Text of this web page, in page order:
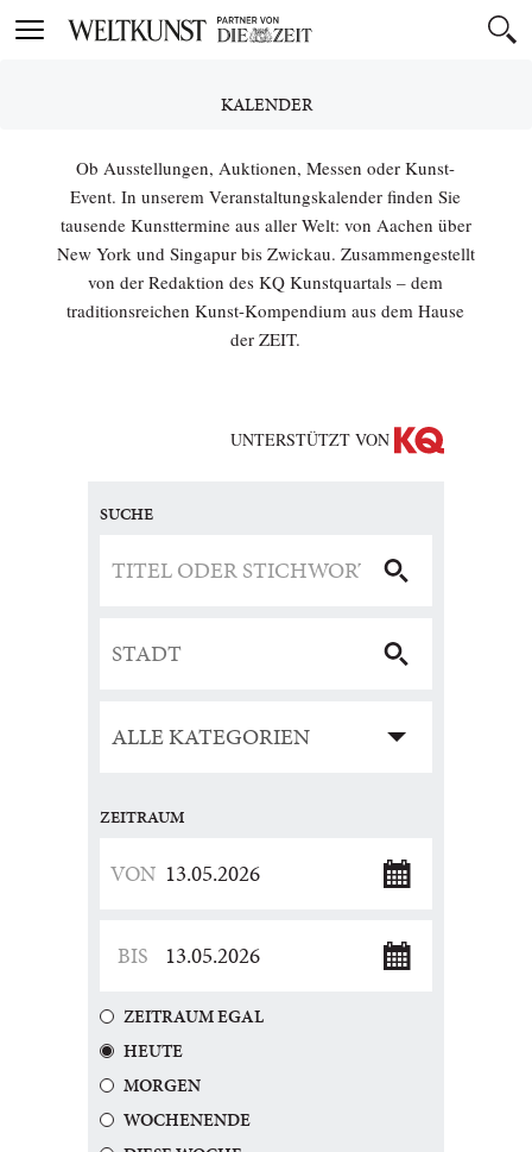
Toggle
KALENDER
Ob Ausstellungen, Auktionen, Messen oder Kunst-
Event. In unserem Veranstaltungskalender finden Sie
tausende Kunsttermine aus aller Welt: von Aachen über
New York und Singapur bis Zwickau. Zusammengestellt
von der Redaktion des KQ Kunstquartals – dem
traditionsreichen Kunst-Kompendium aus dem Hause
der ZEIT.
UNTERSTÜTZT VON
SUCHE
ZEITRAUM
ZEITRAUM EGAL
HEUTE
MORGEN
WOCHENENDE